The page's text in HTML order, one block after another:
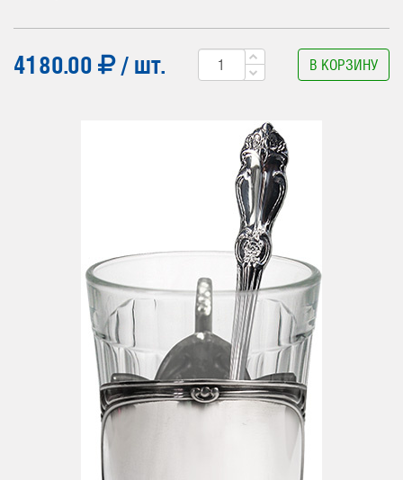
4180.00 / шт. В КОРЗИНУ